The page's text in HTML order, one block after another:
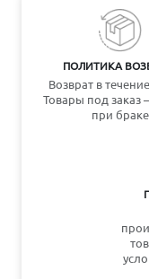
ПОЛИТИКА
Возврат в
Товары под заказ
при браке